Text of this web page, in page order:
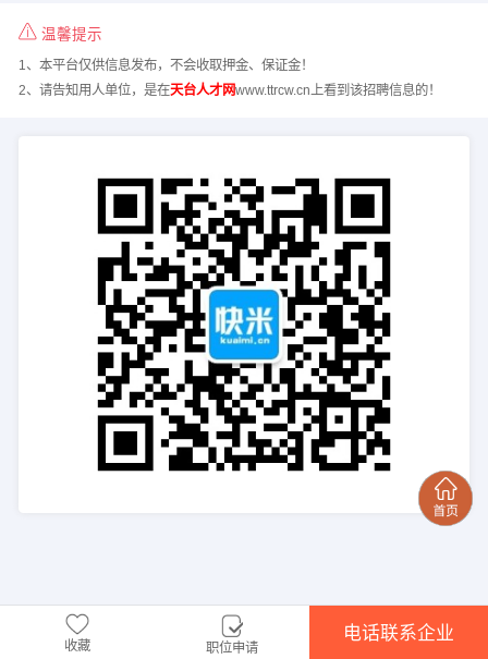
温馨提示
1、本平台仅供信息发布，不会收取押金、保证金！
2、请告知用人单位，是在天台人才网www.ttrcw.cn上看到该招聘信息的！
收藏 职位申请
电话联系企业